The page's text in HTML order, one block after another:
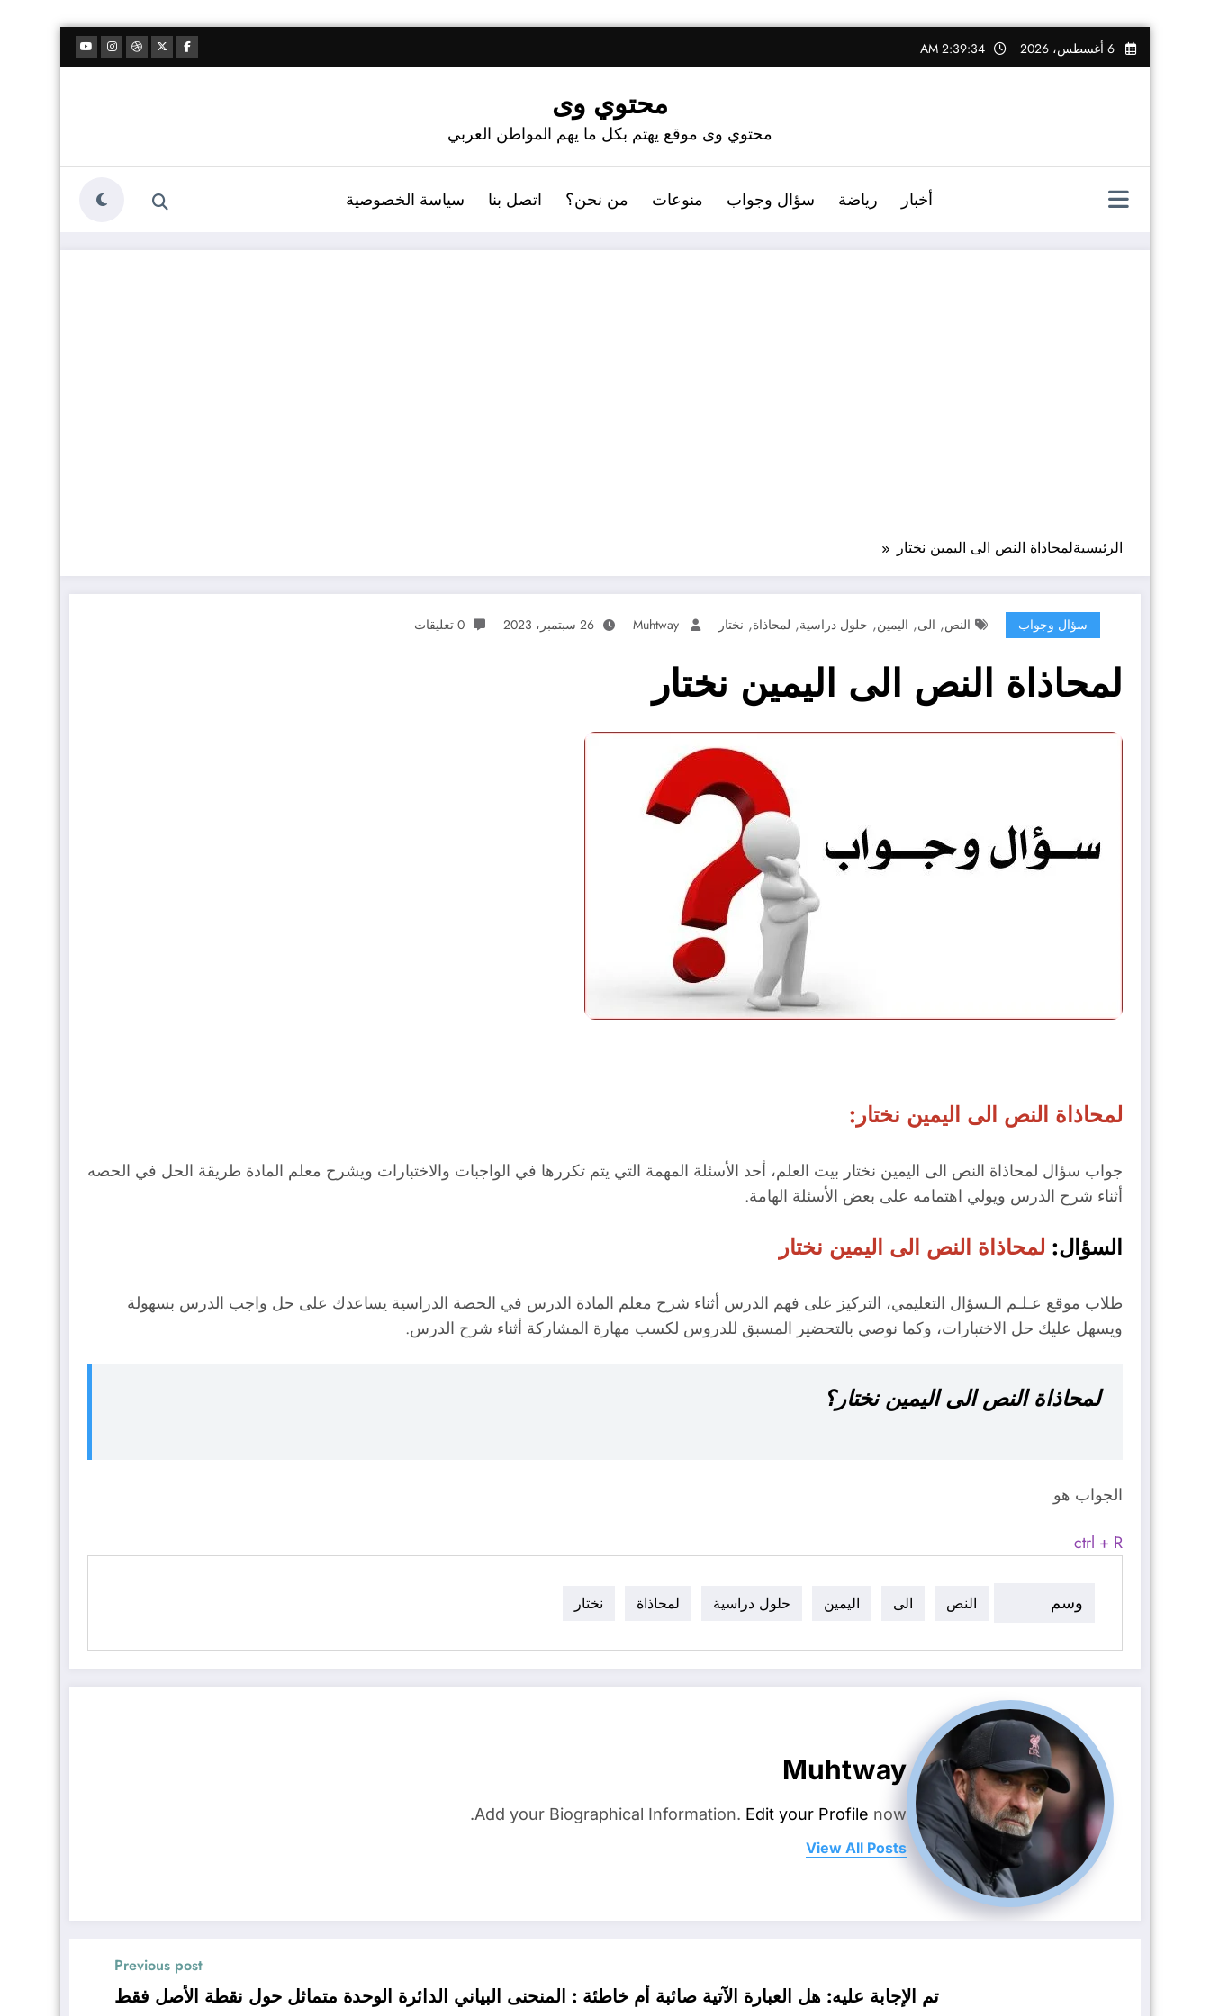
التجاوز
إلى
6 أغسطس، 2026 2:39:34 AM
محتوي وى
محتوي وى موقع يهتم بكل ما يهم المواطن العربي
أخبار رياضة سؤال وجواب منوعات من نحن؟ اتصل بنا سياسة الخصوصية
الرئيسيةلمحاذاة النص الى اليمين نختار
سؤال وجواب النص, الى, اليمين, حلول دراسية, لمحاذاة, نختار Muhtway 26 سبتمبر، 2023 0 تعليقات
لمحاذاة النص الى اليمين نختار
لمحاذاة النص الى اليمين نختار:
جواب سؤال لمحاذاة النص الى اليمين نختار بيت العلم، أحد الأسئلة المهمة التي يتم تكررها في الواجبات والاختبارات ويشرح معلم المادة طريقة الحل في الحصه
أثناء شرح الدرس ويولي اهتمامه على بعض الأسئلة الهامة.
السؤال: لمحاذاة النص الى اليمين نختار
طلاب موقع عـلـم الـسؤال التعليمي، التركيز على فهم الدرس أثناء شرح معلم المادة الدرس في الحصة الدراسية يساعدك على حل واجب الدرس بسهولة
ويسهل عليك حل الاختبارات، وكما نوصي بالتحضير المسبق للدروس لكسب مهارة المشاركة أثناء شرح الدرس.
لمحاذاة النص الى اليمين نختار؟
الجواب هو
ctrl + R
وسم النص الى اليمين حلول دراسية لمحاذاة نختار
Muhtway
Add your Biographical Information. Edit your Profile now.
View All Posts
Previous post
تم الإجابة عليه: هل العبارة الآتية صائبة أم خاطئة : المنحنى البياني الدائرة الوحدة متماثل حول نقطة الأصل فقط